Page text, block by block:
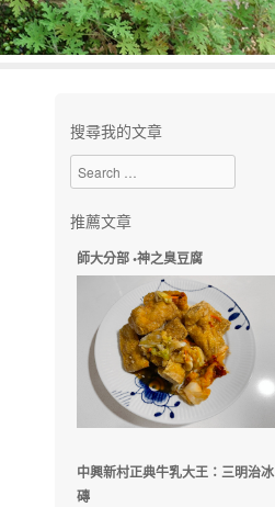
搜尋我的文章
Search
推薦文章
師大分部 •神之臭豆腐
中興新村正典牛乳大王：三明治冰
磚